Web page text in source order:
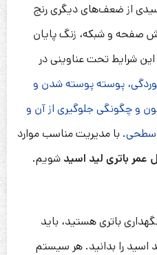
از ضعف‌های دیگری رنج
صفحه و شبکه، زنگ پایان
این شرایط تحت عناوینی در
پوسته پوسته شدن و
و چگونگی جلوگیری از آن و
سطحی. با مدیریت مناسب موارد
عمر باتری لید اسید شویم.
باتری هستید، باید
اسید را بدانید. هر سیستم